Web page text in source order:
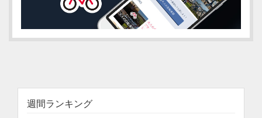
週間ランキング